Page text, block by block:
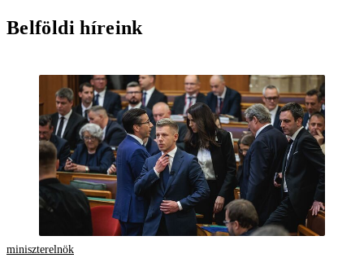
Belföldi híreink
miniszterelnök